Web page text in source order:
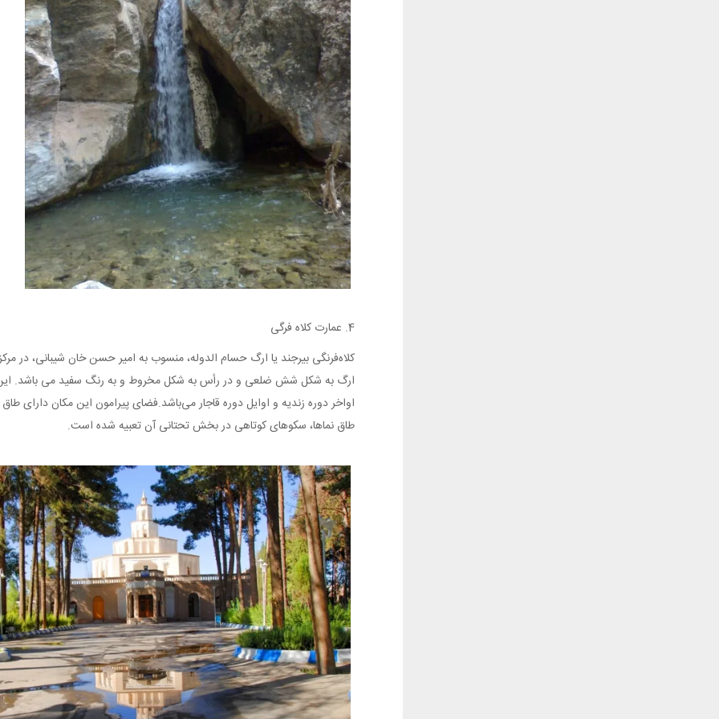
4. عمارت کلاه فرگی
کلاه‌فرنگی بیرجند یا ارگ حسام ‏الدوله، منسوب به امیر حسن خان شیبانى، در
ارگ به شکل شش ضلعى و در رأس به شکل مخروط و به رنگ سفید مى ‏باشد. این
اواخر دوره زندیه و اوایل دوره قاجار می‌باشد.فضای پیرامون این مکان دارای
طاق نماها، سکوهای کوتاهی در بخش تحتانی آن تعبیه شده است.